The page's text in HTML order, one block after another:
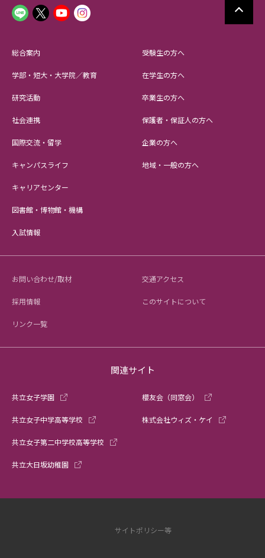
総合案内
学部・短大・大学院／教育
研究活動
社会連携
国際交流・留学
キャンパスライフ
キャリアセンター
図書館・博物館・機構
入試情報
受験生の方へ
在学生の方へ
卒業生の方へ
保護者・保証人の方へ
企業の方へ
地域・一般の方へ
お問い合わせ/取材 交通アクセス
採用情報 このサイトについて
リンク一覧
関連サイト
共立女子学園
共立女子中学高等学校
共立女子第二中学校高等学校
共立大日坂幼稚園
櫻友会（同窓会）
株式会社ウィズ・ケイ
サイトポリシー等